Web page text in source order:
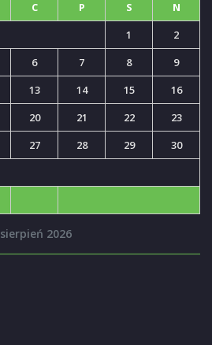
sierpień 2026
C P S N
1
2
6 7 8
9
13 14 15
16
20 21 22
23
27 28 29
30